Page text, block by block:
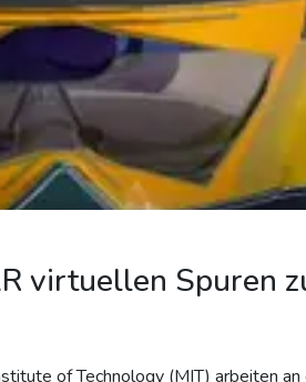
virtuellen Spuren
of Technology (MIT) arbeiten